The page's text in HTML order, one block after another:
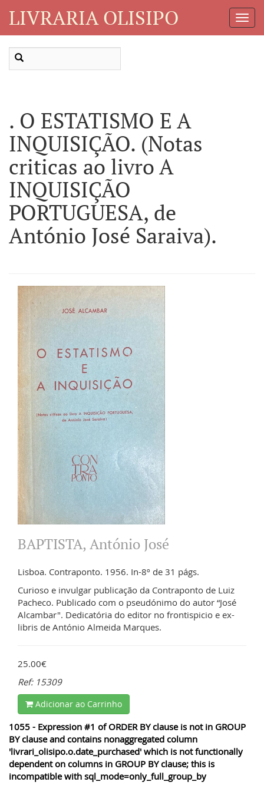
LIVRARIA OLISIPO
. O ESTATISMO E A
INQUISIÇÃO. (Notas
criticas ao livro A
INQUISIÇÃO
PORTUGUESA, de
António José Saraiva).
BAPTISTA, António José
Lisboa. Contraponto. 1956. In-8º de 31 págs.
Curioso e invulgar publicação da Contraponto de Luiz
Pacheco. Publicado com o pseudónimo do autor “José
Alcambar". Dedicatória do editor no frontispicio e ex-
libris de António Almeida Marques.
25.00€
Ref: 15309
Adicionar ao Carrinho
1055 - Expression #1 of ORDER BY clause is not in GROUP
BY clause and contains nonaggregated column
'livrari_olisipo.o.date_purchased' which is not functionally
dependent on columns in GROUP BY clause; this is
incompatible with sql_mode=only_full_group_by